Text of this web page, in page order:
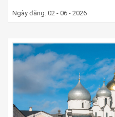
Ngày đăng: 02 - 06 - 2026